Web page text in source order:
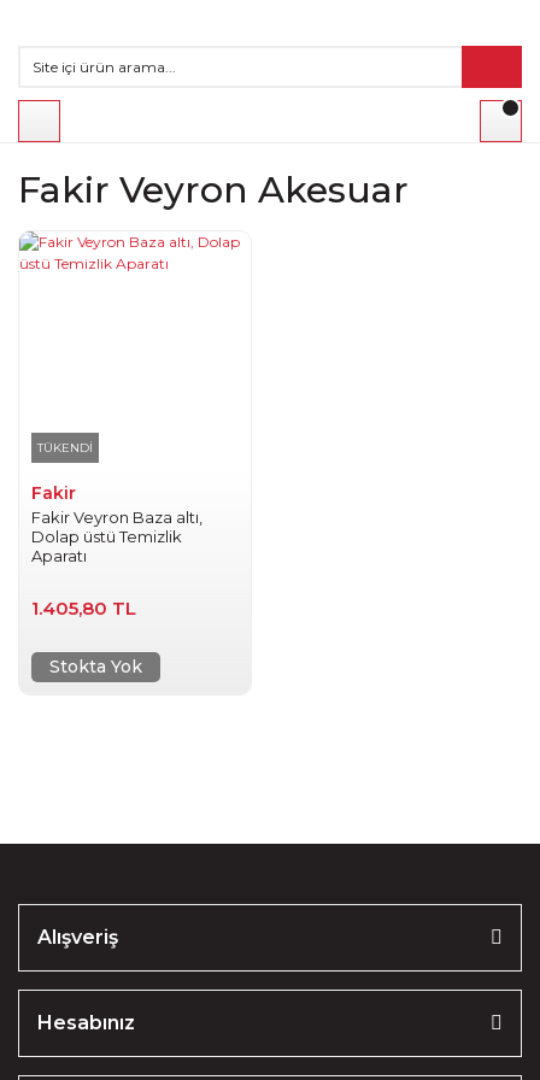
Fakir Veyron Akesuar
TÜKENDİ
Fakir
Fakir Veyron Baza altı,
Dolap üstü Temizlik
Aparatı
1.405,80 TL
Stokta Yok
Alışveriş
Hesabınız